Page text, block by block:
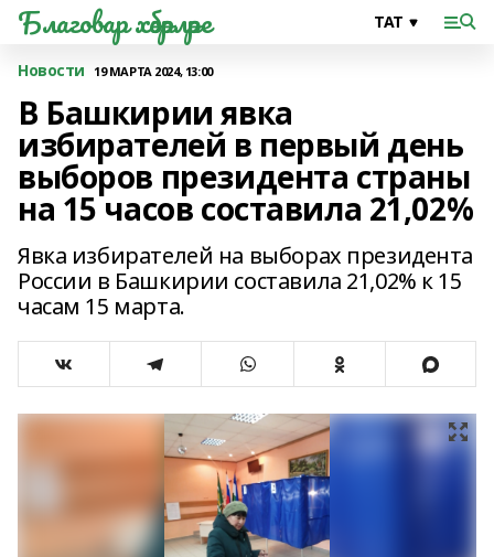
Благовар хәбәрләре
Новости 19 МАРТА 2024, 13:00
В Башкирии явка
избирателей в первый день
выборов президента страны
на 15 часов составила 21,02%
Явка избирателей на выборах президента
России в Башкирии составила 21,02% к 15
часам 15 марта.